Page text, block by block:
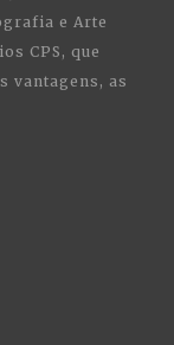
e Arte
CPS, que
vantagens, as